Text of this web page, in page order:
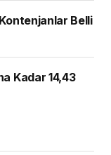
Kadar 14,43